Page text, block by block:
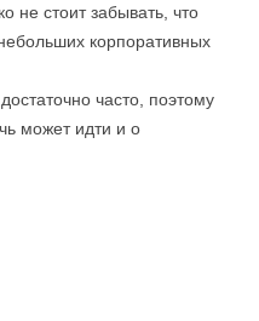
не стоит забывать, что
корпоративных
часто, поэтому
может идти и о